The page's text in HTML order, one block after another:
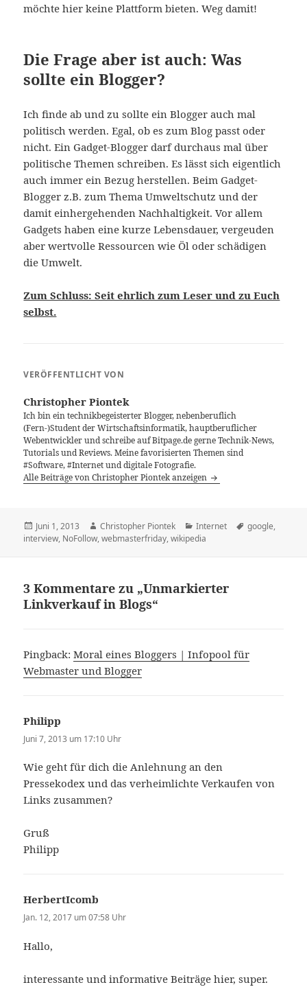
möchte hier keine Plattform bieten. Weg damit!
Die Frage aber ist auch: Was
sollte ein Blogger?
Ich finde ab und zu sollte ein Blogger auch mal
politisch werden. Egal, ob es zum Blog passt oder
nicht. Ein Gadget-Blogger darf durchaus mal über
politische Themen schreiben. Es lässt sich eigentlich
auch immer ein Bezug herstellen. Beim Gadget-
Blogger z.B. zum Thema Umweltschutz und der
damit einhergehenden Nachhaltigkeit. Vor allem
Gadgets haben eine kurze Lebensdauer, vergeuden
aber wertvolle Ressourcen wie Öl oder schädigen
die Umwelt.
Zum Schluss: Seit ehrlich zum Leser und zu Euch
selbst.
VERÖFFENTLICHT VON
Christopher Piontek
Ich bin ein technikbegeisterter Blogger, nebenberuflich
(Fern-)Student der Wirtschaftsinformatik, hauptberuflicher
Webentwickler und schreibe auf Bitpage.de gerne Technik-News,
Tutorials und Reviews. Meine favorisierten Themen sind
#Software, #Internet und digitale Fotografie.
Alle Beiträge von Christopher Piontek anzeigen
Veröffentlicht
am
Juni 1, 2013 Autor
Christopher Piontek Kategorien
Internet Schlagwörter
google,
interview, NoFollow,webmasterfriday,wikipedia
3 Kommentare zu „Unmarkierter
Linkverkauf in Blogs“
Pingback:Moral eines Bloggers | Infopool für
Webmaster und Blogger
Philipp
Juni 7, 2013 um 17:10 Uhr
Wie geht für dich die Anlehnung an den
Pressekodex und das verheimlichte Verkaufen von
Links zusammen?
Gruß
Philipp
HerbertIcomb
Jan. 12, 2017 um 07:58 Uhr
Hallo,
interessante und informative Beiträge hier, super.